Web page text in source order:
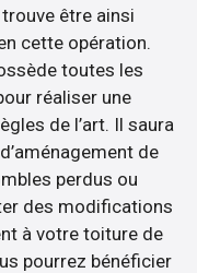
être ainsi
cette opération.
toutes les
réaliser une
de l’art. Il saura
de
perdus ou
des modifications
à votre toiture de
pourrez bénéficier